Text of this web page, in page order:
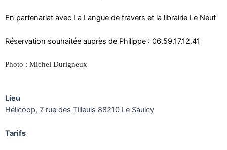
En partenariat avec La Langue de travers et la librairie Le Neuf
Réservation souhaitée auprès de Philippe : 06.59.17.12.41
Photo : Michel Durigneux
Lieu
Hélicoop, 7 rue des Tilleuls 88210 Le Saulcy
Tarifs